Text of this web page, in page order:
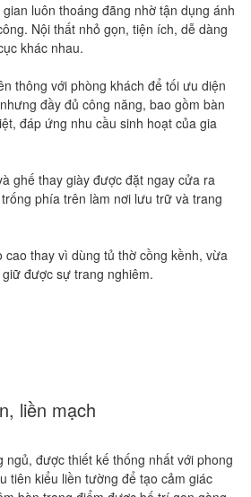
gian luôn thoáng đãng nhờ tận dụng ánh
Nội thất nhỏ gọn, tiện ích, dễ dàng
khác nhau.
thông với phòng khách để tối ưu diện
đầy đủ công năng, bao gồm bàn
đáp ứng nhu cầu sinh hoạt của gia
ghế thay giày được đặt ngay cửa ra
phía trên làm nơi lưu trữ và trang
cao thay vì dùng tủ thờ cồng kềnh, vừa
được sự trang nghiêm.
liền mạch
ngủ, được thiết kế thống nhất với phong
tiên kiểu liền tường để tạo cảm giác